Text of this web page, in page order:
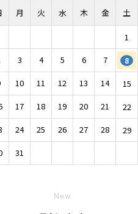
月 火 水 木 金 土
1
3 4 5 6 7 8
10 11 12 13 14
15
17 18 19 20 21
22
24 25 26 27 28
29
31
New